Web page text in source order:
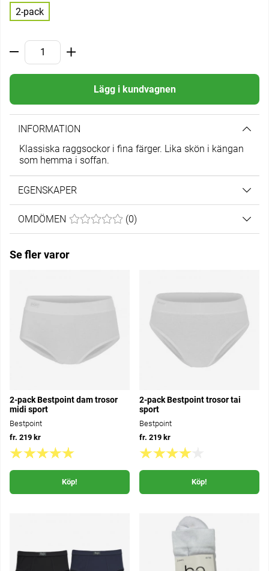
2-pack
Lägg i kundvagnen
INFORMATION
Klassiska raggsockor i fina färger. Lika skön i kängan
som hemma i soffan.
EGENSKAPER
OMDÖMEN MEDELBETYG 0 AV 5 ANTAL BETYG 0
(0)
Se fler varor
2-pack Bestpoint dam trosor
midi sport
Bestpoint
fr. 219 kr
Köp!
2-pack Bestpoint trosor tai
sport
Bestpoint
fr. 219 kr
Köp!